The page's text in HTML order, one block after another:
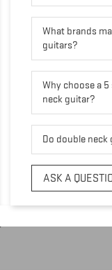
What brands
guitars?
Why choose a
neck guitar?
Do double neck
ASK A